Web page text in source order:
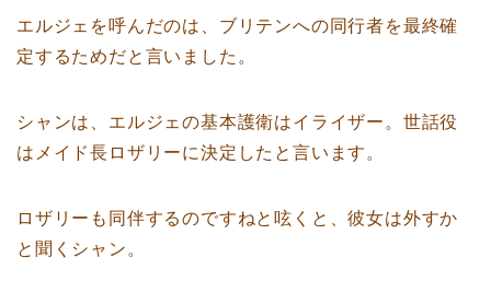
エルジェを呼んだのは、ブリテンへの同行者を最終確
定するためだと言いました。
シャンは、エルジェの基本護衛はイライザー。世話役
はメイド長ロザリーに決定したと言います。
ロザリーも同伴するのですねと呟くと、彼女は外すか
と聞くシャン。